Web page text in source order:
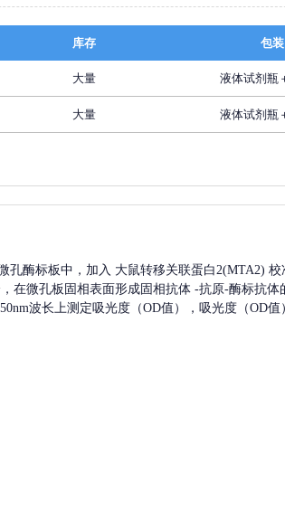
库存 包装
大量 液体试剂瓶
大量 液体试剂瓶
孔酶标板中，加入 大鼠转移关联蛋白2(MTA2) 校
在微孔板固相表面形成固相抗体 -抗原-酶标抗体
波长上测定吸光度（OD值），吸光度（OD值